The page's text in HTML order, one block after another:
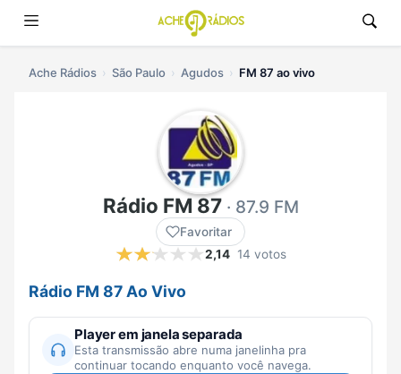
Ache Rádios São Paulo Agudos FM 87 ao vivo
Rádio FM 87· 87.9 FM
Favoritar
2,14 14 votos
Rádio FM 87 Ao Vivo
Player em janela separada
Esta transmissão abre numa janelinha pra
continuar tocando enquanto você navega.